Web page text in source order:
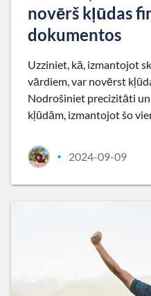
novērš kļūdas
dokumentos
Uzziniet, kā, izmantojot
vārdiem, var novērst
Nodrošiniet precizitāti
kļūdām, izmantojot šo
• 2024-09-09